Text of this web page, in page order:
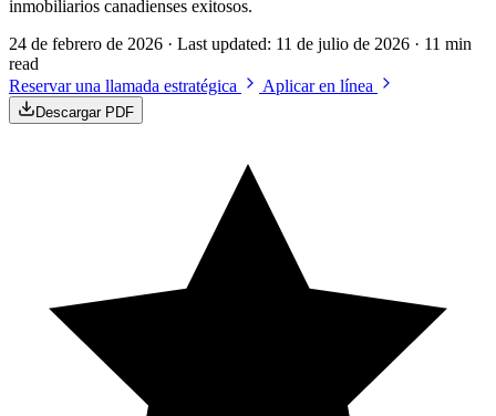
inmobiliarios canadienses exitosos.
24 de febrero de 2026 · Last updated: 11 de julio de 2026 · 11 min
read
Reservar una llamada estratégica
Aplicar en línea
Descargar PDF